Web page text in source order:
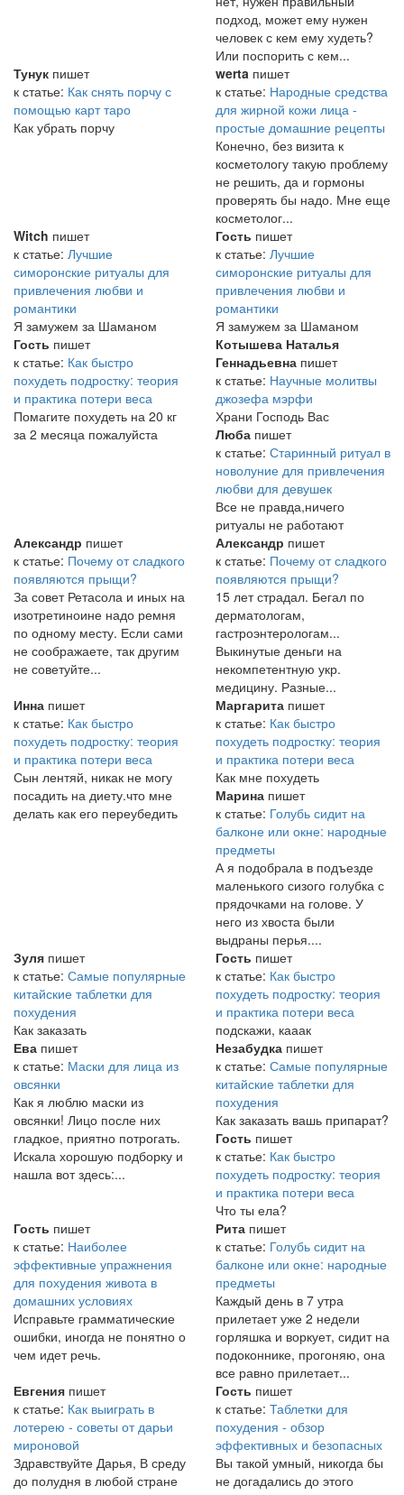
подход, может ему нужен
человек с кем ему худеть?
Или поспорить с кем...
Тунук пишет
к статье: Как снять порчу с
помощью карт таро
Как убрать порчу
werta пишет
к статье: Народные средства
для жирной кожи лица -
простые домашние рецепты
Конечно, без визита к
косметологу такую проблему
не решить, да и гормоны
проверять бы надо. Мне еще
косметолог...
Witch пишет
к статье: Лучшие
симоронские ритуалы для
привлечения любви и
романтики
Я замужем за Шаманом
Гость пишет
к статье: Лучшие
симоронские ритуалы для
привлечения любви и
романтики
Я замужем за Шаманом
Гость пишет
к статье: Как быстро
похудеть подростку: теория
и практика потери веса
Помагите похудеть на 20 кг
за 2 месяца пожалуйста
Котышева Наталья
Геннадьевна пишет
к статье: Научные молитвы
джозефа мэрфи
Храни Господь Вас
Люба пишет
к статье: Старинный ритуал в
новолуние для привлечения
любви для девушек
Все не правда,ничего
ритуалы не работают
Александр пишет
к статье: Почему от сладкого
появляются прыщи?
За совет Ретасола и иных на
изотретиноине надо ремня
по одному месту. Если сами
не соображаете, так другим
не советуйте...
Александр пишет
к статье: Почему от сладкого
появляются прыщи?
15 лет страдал. Бегал по
дерматологам,
гастроэнтерологам...
Выкинутые деньги на
некомпетентную укр.
медицину. Разные...
Инна пишет
к статье: Как быстро
похудеть подростку: теория
и практика потери веса
Сын лентяй, никак не могу
посадить на диету.что мне
делать как его переубедить
Маргарита пишет
к статье: Как быстро
похудеть подростку: теория
и практика потери веса
Как мне похудеть
Марина пишет
к статье: Голубь сидит на
балконе или окне: народные
предметы
А я подобрала в подъезде
маленького сизого голубка с
прядочками на голове. У
него из хвоста были
выдраны перья....
Зуля пишет
к статье: Самые популярные
китайские таблетки для
похудения
Как заказать
Гость пишет
к статье: Как быстро
похудеть подростку: теория
и практика потери веса
подскажи, кааак
Ева пишет
к статье: Маски для лица из
овсянки
Как я люблю маски из
овсянки! Лицо после них
гладкое, приятно потрогать.
Искала хорошую подборку и
нашла вот здесь:...
Незабудка пишет
к статье: Самые популярные
китайские таблетки для
похудения
Как заказать вашь припарат?
Гость пишет
к статье: Как быстро
похудеть подростку: теория
и практика потери веса
Что ты ела?
Гость пишет
к статье: Наиболее
эффективные упражнения
для похудения живота в
домашних условиях
Исправьте грамматические
ошибки, иногда не понятно о
чем идет речь.
Рита пишет
к статье: Голубь сидит на
балконе или окне: народные
предметы
Каждый день в 7 утра
прилетает уже 2 недели
горляшка и воркует, сидит на
подоконнике, прогоняю, она
все равно прилетает...
Евгения пишет
к статье: Как выиграть в
лотерею - советы от дарьи
мироновой
Здравствуйте Дарья, В среду
до полудня в любой стране
Гость пишет
к статье: Таблетки для
похудения - обзор
эффективных и безопасных
Вы такой умный, никогда бы
не догадались до этого